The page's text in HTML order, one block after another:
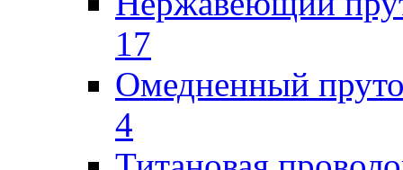
17
Омедненный
4